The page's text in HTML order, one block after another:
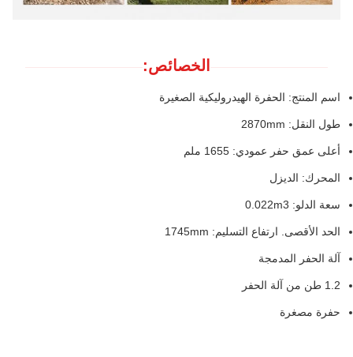
الخصائص:
اسم المنتج: الحفرة الهيدروليكية الصغيرة
طول النقل: 2870mm
أعلى عمق حفر عمودي: 1655 ملم
المحرك: الديزل
سعة الدلو: 0.022m3
الحد الأقصى. ارتفاع التسليم: 1745mm
آلة الحفر المدمجة
1.2 طن من آلة الحفر
حفرة مصغرة